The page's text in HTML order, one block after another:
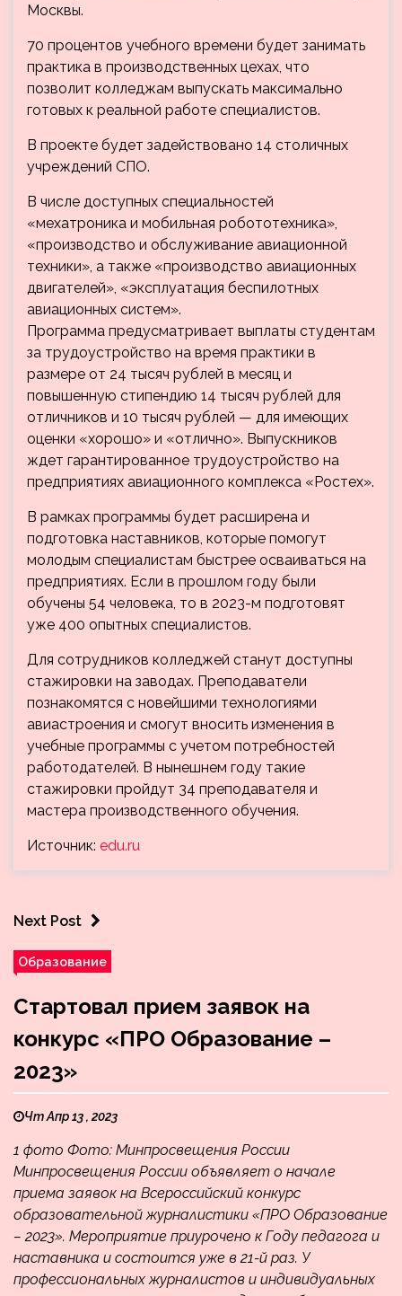
Москвы.
70 процентов учебного времени будет занимать
практика в производственных цехах, что
позволит колледжам выпускать максимально
готовых к реальной работе специалистов.
В проекте будет задействовано 14 столичных
учреждений СПО.
В числе доступных специальностей
«мехатроника и мобильная робототехника»,
«производство и обслуживание авиационной
техники», а также «производство авиационных
двигателей», «эксплуатация беспилотных
авиационных систем».
Программа предусматривает выплаты студентам
за трудоустройство на время практики в
размере от 24 тысяч рублей в месяц и
повышенную стипендию 14 тысяч рублей для
отличников и 10 тысяч рублей — для имеющих
оценки «хорошо» и «отлично». Выпускников
ждет гарантированное трудоустройство на
предприятиях авиационного комплекса «Ростех».
В рамках программы будет расширена и
подготовка наставников, которые помогут
молодым специалистам быстрее осваиваться на
предприятиях. Если в прошлом году были
обучены 54 человека, то в 2023-м подготовят
уже 400 опытных специалистов.
Для сотрудников колледжей станут доступны
стажировки на заводах. Преподаватели
познакомятся с новейшими технологиями
авиастроения и смогут вносить изменения в
учебные программы с учетом потребностей
работодателей. В нынешнем году такие
стажировки пройдут 34 преподавателя и
мастера производственного обучения.
Источник: edu.ru
Next Post
Образование
Стартовал прием заявок на
конкурс «ПРО Образование –
2023»
Чт Апр 13 , 2023
1 фото Фото: Минпросвещения России
Минпросвещения России объявляет о начале
приема заявок на Всероссийский конкурс
образовательной журналистики «ПРО Образование
– 2023». Мероприятие приурочено к Году педагога и
наставника и состоится уже в 21-й раз. У
профессиональных журналистов и индивидуальных